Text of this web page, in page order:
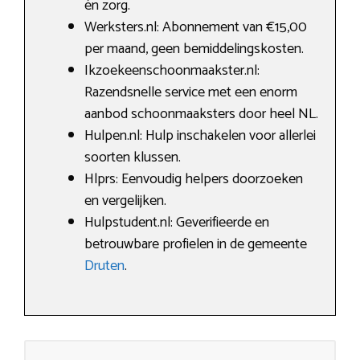
én zorg.
Werksters.nl: Abonnement van €15,00
per maand, geen bemiddelingskosten.
Ikzoekeenschoonmaakster.nl:
Razendsnelle service met een enorm
aanbod schoonmaaksters door heel NL.
Hulpen.nl: Hulp inschakelen voor allerlei
soorten klussen.
Hlprs: Eenvoudig helpers doorzoeken
en vergelijken.
Hulpstudent.nl: Geverifieerde en
betrouwbare profielen in de gemeente
Druten.